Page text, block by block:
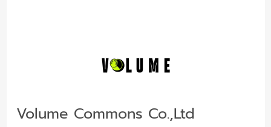
Volume Commons Co.,Ltd